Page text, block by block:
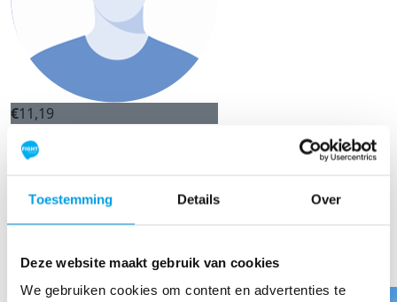
Toestemming Details Over
Deze website maakt gebruik van cookies
We gebruiken cookies om content en advertenties te
€11,19
Brigitte Van Brakel
Ons team